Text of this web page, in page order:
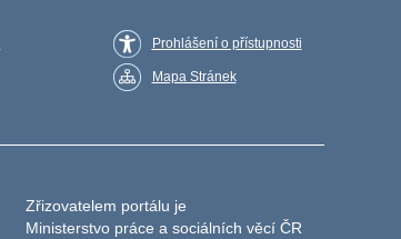
Prohlášení o přístupnosti
Mapa Stránek
Zřizovatelem portálu je
Ministerstvo práce a sociálních věcí ČR